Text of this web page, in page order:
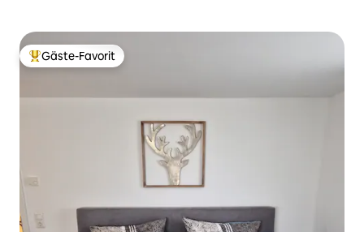
Beliebter Gäste-Favorit.
Gäste-Favorit